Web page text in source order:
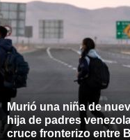
Murió una niña de
hija de padres
cruce fronterizo entre